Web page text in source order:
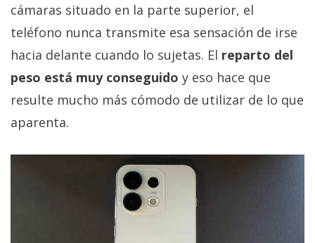
cámaras situado en la parte superior, el
teléfono nunca transmite esa sensación de irse
hacia delante cuando lo sujetas. El reparto del
peso está muy conseguido y eso hace que
resulte mucho más cómodo de utilizar de lo que
aparenta.